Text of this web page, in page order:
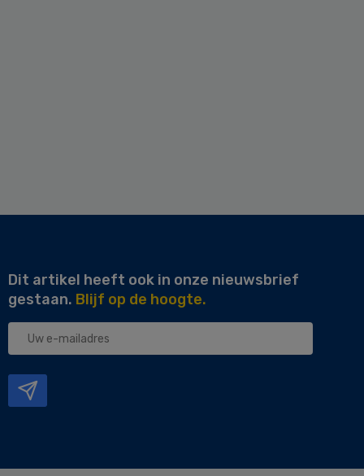
Dit artikel heeft ook in onze nieuwsbrief
gestaan. Blijf op de hoogte.
Uw